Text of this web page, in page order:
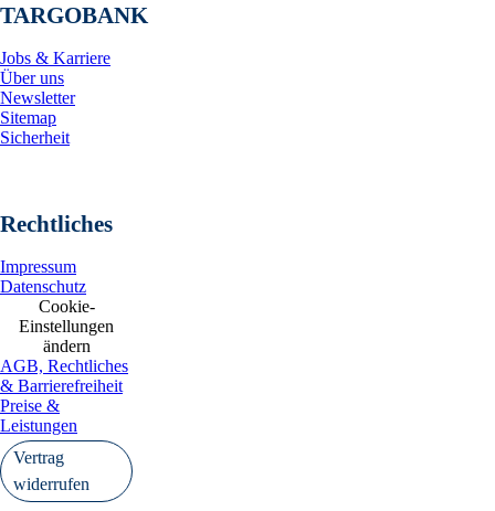
TARGOBANK
Jobs & Karriere
Über uns
Newsletter
Sitemap
Sicherheit
Rechtliches
Impressum
Datenschutz
Cookie-
Einstellungen
ändern
AGB, Rechtliches
& Barrierefreiheit
Preise &
Leistungen
Vertrag
widerrufen